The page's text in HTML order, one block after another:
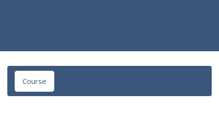
Course